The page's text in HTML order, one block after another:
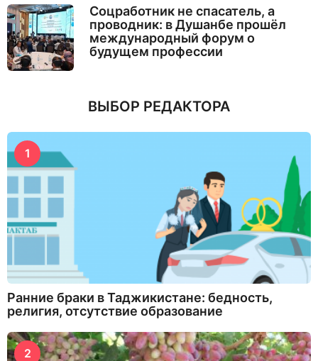
Соцработник не спасатель, а
проводник: в Душанбе прошёл
международный форум о
будущем профессии
ВЫБОР РЕДАКТОРА
1
Ранние браки в Таджикистане: бедность,
религия, отсутствие образование
2